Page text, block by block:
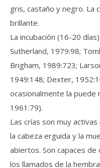
gris, castaño y negro. La
brillante.
La incubación (16-20
Sutherland, 1979:98;
Brigham, 1989:723;
1949:148; Dexter,
ocasionalmente la puede
1961:79).
Las crías son muy
la cabeza erguida y la
abiertos. Son capaces
los llamados de la